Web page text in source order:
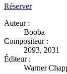
Réserver
Auteur :
Booba
Compositeur :
2093, 2031
Éditeur :
Warner